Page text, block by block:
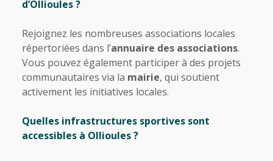
d’Ollioules ?
Rejoignez les nombreuses associations locales
répertoriées dans l’annuaire des associations.
Vous pouvez également participer à des projets
communautaires via la mairie, qui soutient
activement les initiatives locales.
Quelles infrastructures sportives sont
accessibles à Ollioules ?